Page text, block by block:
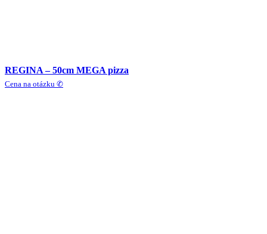
REGINA – 50cm MEGA pizza
Cena na otázku ✆